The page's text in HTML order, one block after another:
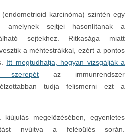
(endometrioid karcinóma) szintén egy
amelynek sejtjei hasonlítanak a
sejtekhez. Ritkasága miatt
a méhtestrákkal, ezért a pontos
Itt megtudhatja, hogyan vizsgálják a
szerepét az immunrendszer
tudja felismerni ezt a